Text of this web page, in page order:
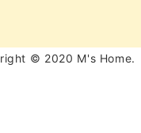
© 2020 M's Home.